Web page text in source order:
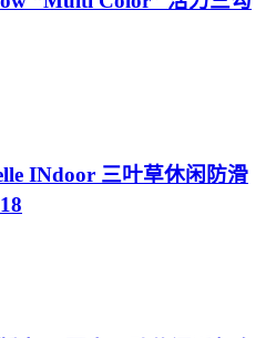
INdoor 三叶草休闲防滑